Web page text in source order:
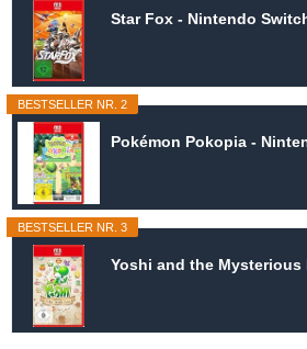
Star Fox - Nintendo
BESTSELLER NR. 2
Pokémon Pokopia -
BESTSELLER NR. 3
Yoshi and the Mysterious